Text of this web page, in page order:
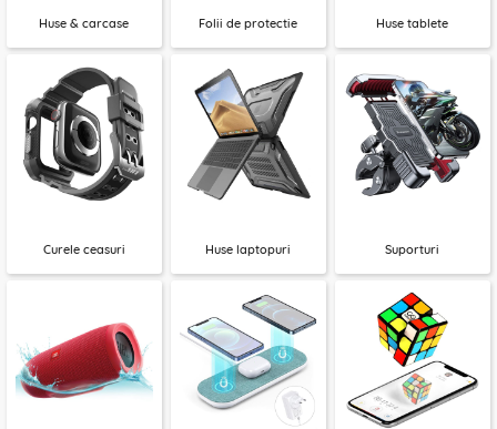
Huse & carcase Folii de protectie Huse tablete
Curele ceasuri Huse laptopuri Suporturi